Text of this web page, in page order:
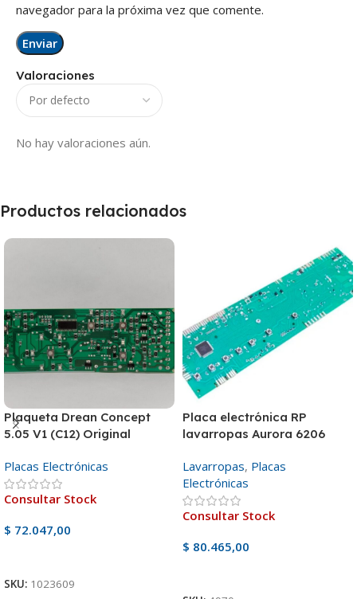
Valoraciones
No hay valoraciones aún.
navegador para la próxima vez que comente.
Productos relacionados
Plaqueta Drean Concept
5.05 V1 (C12) Original
Placas Electrónicas
Consultar Stock
$ 72.047,00
SKU: 1023609
Placa electrónica RP
lavarropas Aurora 6206
Lavarropas, Placas
Electrónicas
Consultar Stock
$ 80.465,00